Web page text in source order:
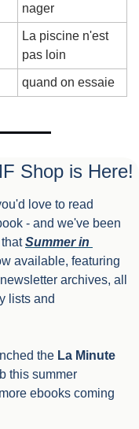
nager
La piscine n'est
pas loin
quand on essaie
Shop is Here!
love to read
- and we've been
that Summer in
available, featuring
archives, all
lists and
the La Minute
this summer
ebooks coming